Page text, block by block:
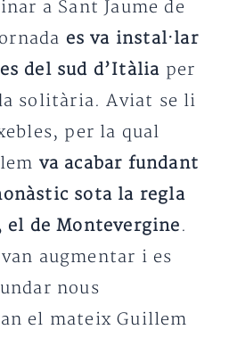
a Sant Jaume de
es va instal·lar
del sud d’Itàlia per
solitària. Aviat se li
per la qual
va acabar fundant
sota la regla
el de Montevergine.
augmentar i es
nous
el mateix Guillem